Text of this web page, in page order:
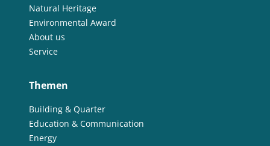
Natural Heritage
Environmental Award
About us
Service
Themen
Building & Quarter
Education & Communication
Energy